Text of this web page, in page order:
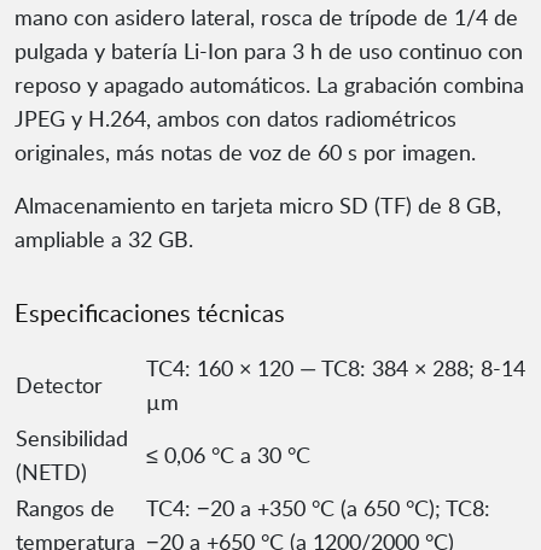
mano con asidero lateral, rosca de trípode de 1/4 de
pulgada y batería Li-Ion para 3 h de uso continuo con
reposo y apagado automáticos. La grabación combina
JPEG y H.264, ambos con datos radiométricos
originales, más notas de voz de 60 s por imagen.
Almacenamiento en tarjeta micro SD (TF) de 8 GB,
ampliable a 32 GB.
Especificaciones técnicas
Detector
TC4: 160 × 120 — TC8: 384 × 288; 8-14
µm
Sensibilidad
(NETD)
≤ 0,06 °C a 30 °C
Rangos de
temperatura
TC4: −20 a +350 °C (a 650 °C); TC8:
−20 a +650 °C (a 1200/2000 °C)